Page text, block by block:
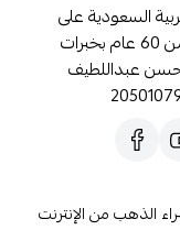
السعودية على
مستوى الخليج منذ عام 1960 اي اكثر من 60 عام بخبرات
حسن عبداللطيف
الذهب من الإنترنت